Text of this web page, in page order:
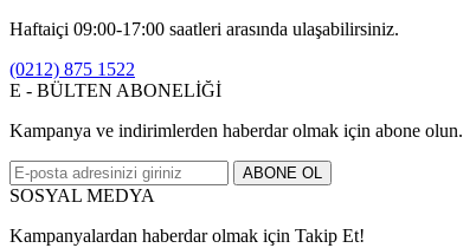
Haftaiçi 09:00-17:00 saatleri arasında ulaşabilirsiniz.
(0212) 875 1522
E - BÜLTEN ABONELİĞİ
Kampanya ve indirimlerden haberdar olmak için abone olun.
ABONE OL
SOSYAL MEDYA
Kampanyalardan haberdar olmak için Takip Et!